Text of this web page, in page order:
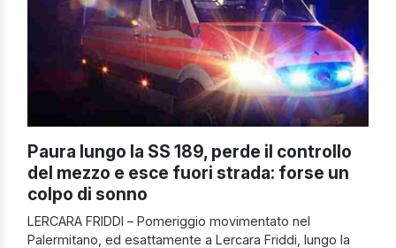
Paura lungo la SS 189, perde il controllo
del mezzo e esce fuori strada: forse un
colpo di sonno
LERCARA FRIDDI – Pomeriggio movimentato nel
Palermitano, ed esattamente a Lercara Friddi, lungo la